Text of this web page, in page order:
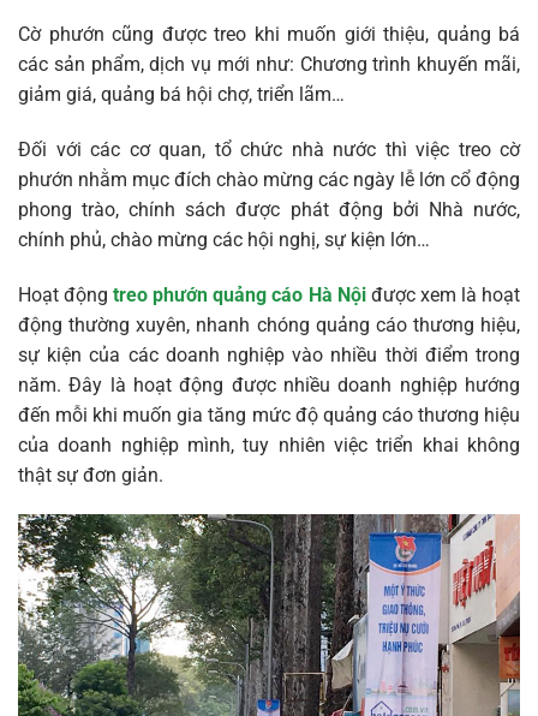
Cờ phướn cũng được treo khi muốn giới thiệu, quảng bá
các sản phẩm, dịch vụ mới như: Chương trình khuyến mãi,
giảm giá, quảng bá hội chợ, triển lãm…
Đối với các cơ quan, tổ chức nhà nước thì việc treo cờ
phướn nhằm mục đích chào mừng các ngày lễ lớn cổ động
phong trào, chính sách được phát động bởi Nhà nước,
chính phủ, chào mừng các hội nghị, sự kiện lớn…
Hoạt độngtreo phướn quảng cáo Hà Nộiđược xem là hoạt
động thường xuyên, nhanh chóng quảng cáo thương hiệu,
sự kiện của các doanh nghiệp vào nhiều thời điểm trong
năm. Đây là hoạt động được nhiều doanh nghiệp hướng
đến mỗi khi muốn gia tăng mức độ quảng cáo thương hiệu
của doanh nghiệp mình, tuy nhiên việc triển khai không
thật sự đơn giản.